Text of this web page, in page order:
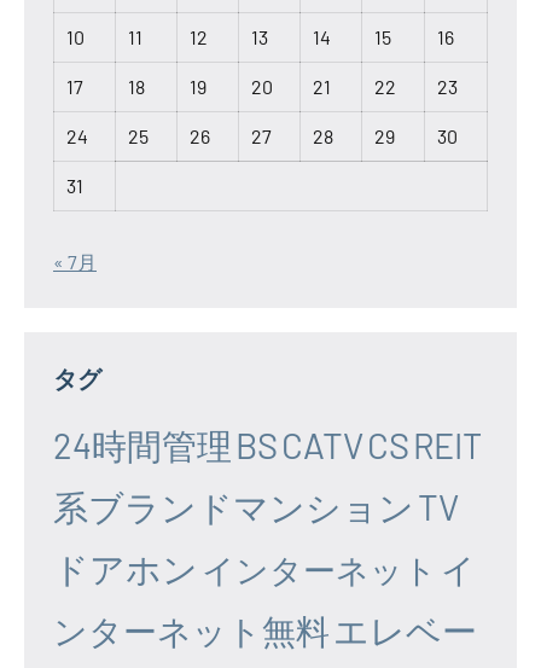
10 11 12 13 14 15 16
17 18 19 20 21 22 23
24 25 26 27 28 29 30
31
« 7月
タグ
24時間管理 BSCATVCSREIT
系ブランドマンション TV
ドアホン インターネット イ
ンターネット無料エレベー